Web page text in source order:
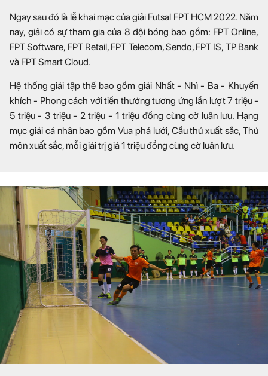
Ngay sau đó là lễ khai mạc của giải Futsal FPT HCM 2022. Năm
nay,giải có sự tham gia của 8 đội bóng bao gồm: FPT Online,
FPT Software, FPT Retail, FPT Telecom, Sendo, FPT IS, TP Bank
và FPT Smart Cloud.
Hệ thống giải tập thể bao gồm giải Nhất - Nhì - Ba - Khuyến
khích - Phong cách với tiền thưởng tương ứng lần lượt 7 triệu -
5 triệu - 3 triệu - 2 triệu - 1 triệu đồng cùng cờ luân lưu. Hạng
mục giải cá nhân bao gồm Vua phá lưới, Cầu thủ xuất sắc, Thủ
môn xuất sắc, mỗi giải trị giá 1 triệu đồng cùng cờ luân lưu.